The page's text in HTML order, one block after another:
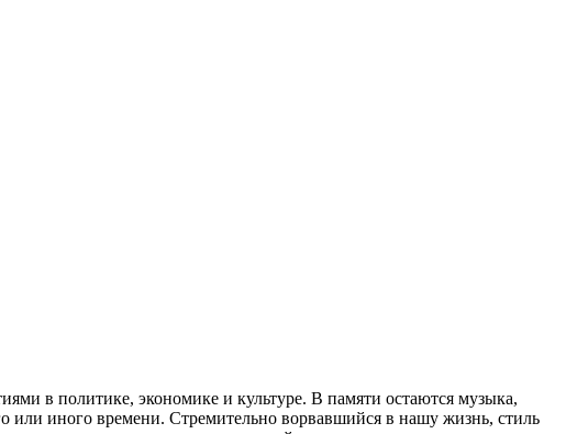
в политике, экономике и культуре. В памяти остаются музыка,
или иного времени. Стремительно ворвавшийся в нашу жизнь, стиль